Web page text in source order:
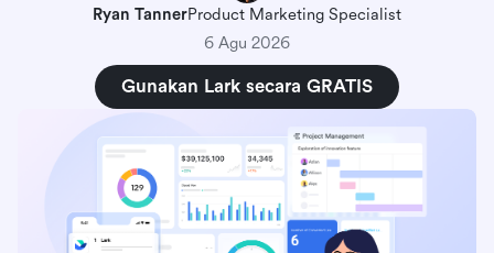
Ryan TannerProduct Marketing Specialist
6 Agu 2026
Gunakan Lark secara GRATIS